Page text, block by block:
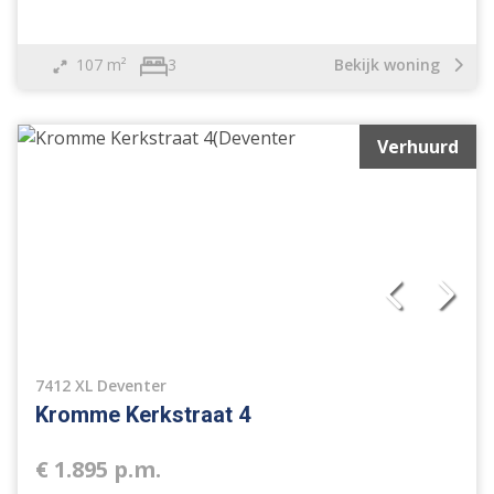
107 m² 3 Bekijk woning
Verhuurd
7412 XL Deventer
Kromme Kerkstraat 4
€ 1.895 p.m.